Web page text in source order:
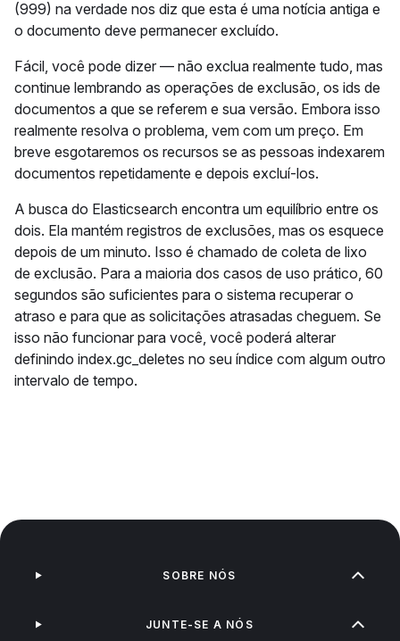
(999) na verdade nos diz que esta é uma notícia antiga e
o documento deve permanecer excluído.
Fácil, você pode dizer — não exclua realmente tudo, mas
continue lembrando as operações de exclusão, os ids de
documentos a que se referem e sua versão. Embora isso
realmente resolva o problema, vem com um preço. Em
breve esgotaremos os recursos se as pessoas indexarem
documentos repetidamente e depois excluí-los.
A busca do Elasticsearch encontra um equilíbrio entre os
dois. Ela mantém registros de exclusões, mas os esquece
depois de um minuto. Isso é chamado de coleta de lixo
de exclusão. Para a maioria dos casos de uso prático, 60
segundos são suficientes para o sistema recuperar o
atraso e para que as solicitações atrasadas cheguem. Se
isso não funcionar para você, você poderá alterar
definindo index.gc_deletes no seu índice com algum outro
intervalo de tempo.
SOBRE NÓS
JUNTE-SE A NÓS